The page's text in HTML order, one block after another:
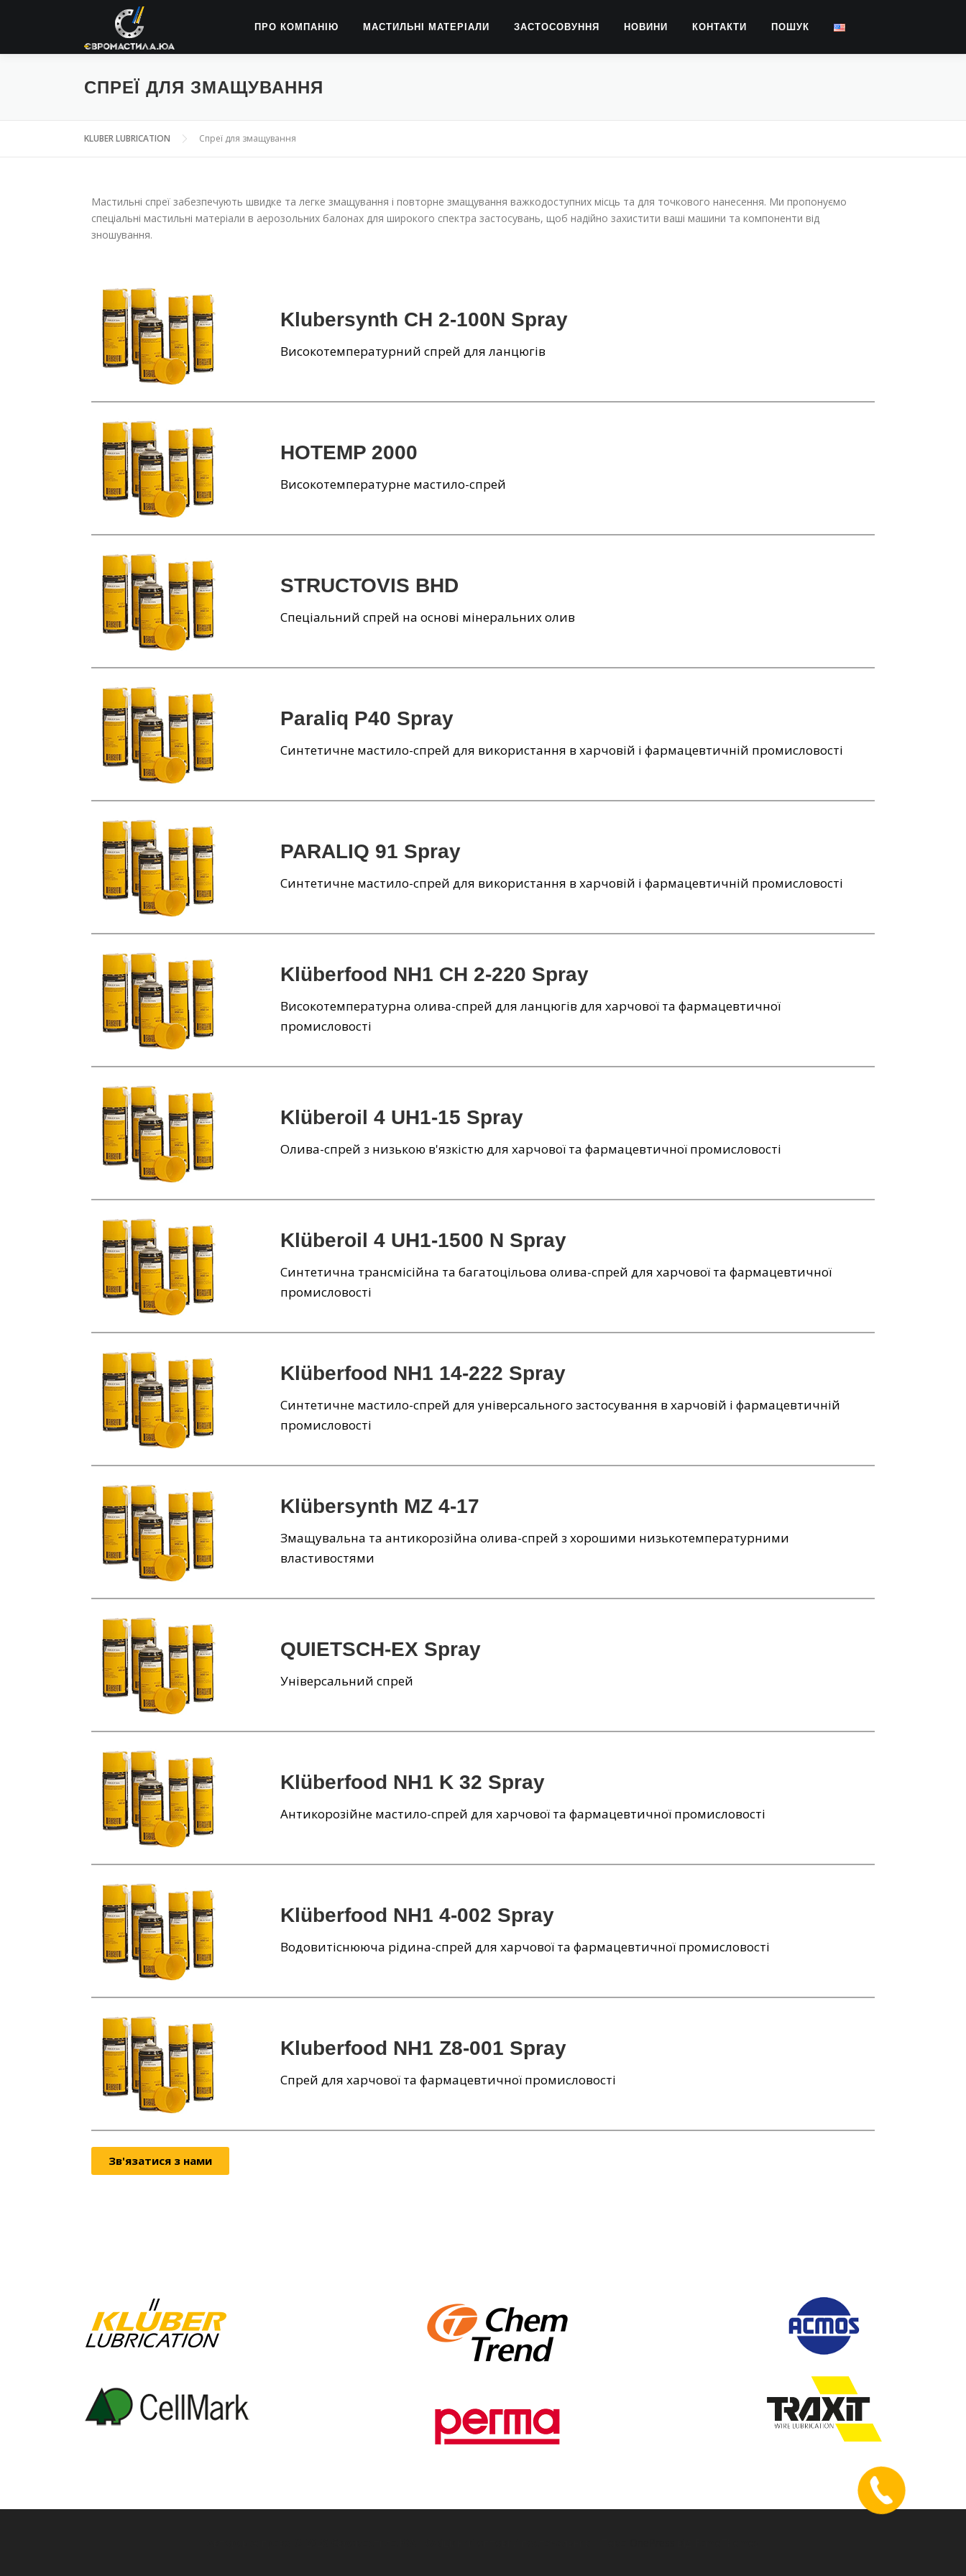
ПРО КОМПАНІЮ МАСТИЛЬНІ МАТЕРІАЛИ ЗАСТОСОВУННЯ НОВИНИ КОНТАКТИ ПОШУК
СПРЕЇ ДЛЯ ЗМАЩУВАННЯ
KLUBER LUBRICATION Спреї для змащування
Мастильні спреї забезпечують швидке та легке змащування і повторне змащування важкодоступних місць та для точкового нанесення. Ми пропонуємо
спеціальні мастильні матеріали в аерозольних балонах для широкого спектра застосувань, щоб надійно захистити ваші машини та компоненти від
зношування.
Klubersynth CH 2-100N Spray
Високотемпературний спрей для ланцюгів
HOTEMP 2000
Високотемпературне мастило-спрей
STRUCTOVIS BHD
Спеціальний спрей на основі мінеральних олив
Paraliq P40 Spray
Синтетичне мастило-спрей для використання в харчовій і фармацевтичній промисловості
PARALIQ 91 Spray
Синтетичне мастило-спрей для використання в харчовій і фармацевтичній промисловості
Klüberfood NH1 CH 2-220 Spray
Високотемпературна олива-спрей для ланцюгів для харчової та фармацевтичної
промисловості
Klüberoil 4 UH1-15 Spray
Олива-спрей з низькою в'язкістю для харчової та фармацевтичної промисловості
Klüberoil 4 UH1-1500 N Spray
Синтетична трансмісійна та багатоцільова олива-спрей для харчової та фармацевтичної
промисловості
Klüberfood NH1 14-222 Spray
Синтетичне мастило-спрей для універсального застосування в харчовій і фармацевтичній
промисловості
Klübersynth MZ 4-17
Змащувальна та антикорозійна олива-спрей з хорошими низькотемпературними
властивостями
QUIETSCH-EX Spray
Універсальний спрей
Klüberfood NH1 K 32 Spray
Антикорозійне мастило-спрей для харчової та фармацевтичної промисловості
Klüberfood NH1 4-002 Spray
Водовитіснююча рідина-спрей для харчової та фармацевтичної промисловості
Kluberfood NH1 Z8-001 Spray
Спрей для харчової та фармацевтичної промисловості
Зв'язатися з нами